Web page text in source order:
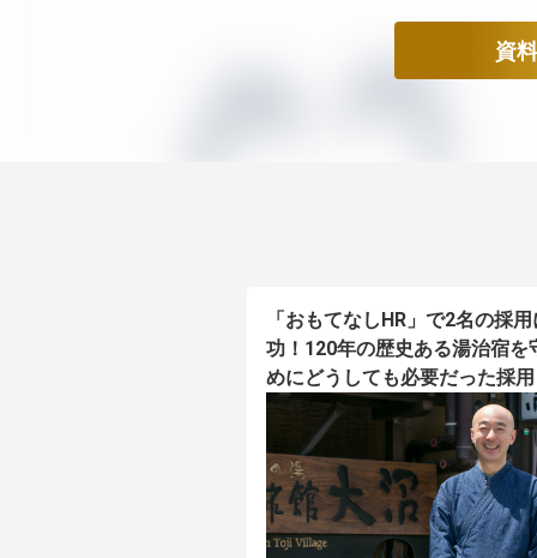
資
「おもてなしHR」で2名の採
功！120年の歴史ある湯治宿を
めにどうしても必要だった採用